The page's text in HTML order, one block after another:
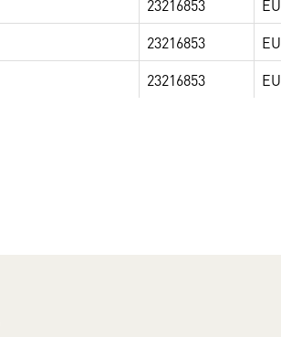
23216853
23216853
23216853